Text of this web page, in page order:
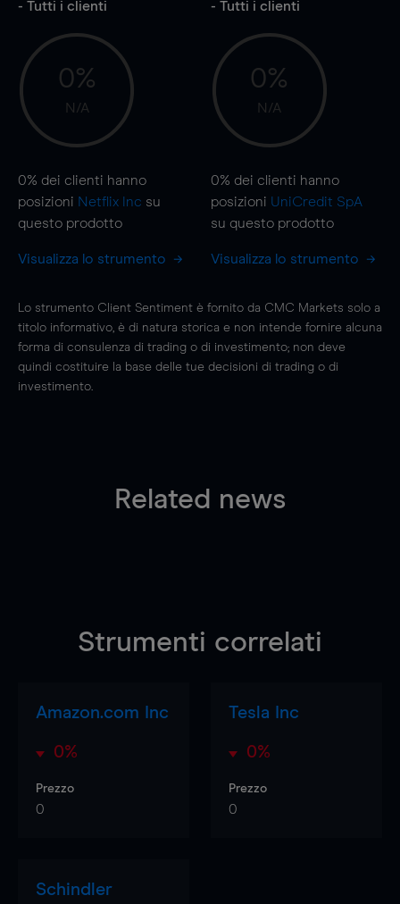
- Tutti i clienti
0%
N/A
0% dei clienti hanno
posizioni Netflix Inc su
questo prodotto
Visualizza lo strumento
- Tutti i clienti
0%
N/A
0% dei clienti hanno
posizioni UniCredit SpA
su questo prodotto
Visualizza lo strumento
Lo strumento Client Sentiment è fornito da CMC Markets solo a
titolo informativo, è di natura storica e non intende fornire alcuna
forma di consulenza di trading o di investimento; non deve
quindi costituire la base delle tue decisioni di trading o di
investimento.
Related news
Strumenti correlati
Amazon.com Inc
0%
Prezzo
0
Tesla Inc
0%
Prezzo
0
Schindler